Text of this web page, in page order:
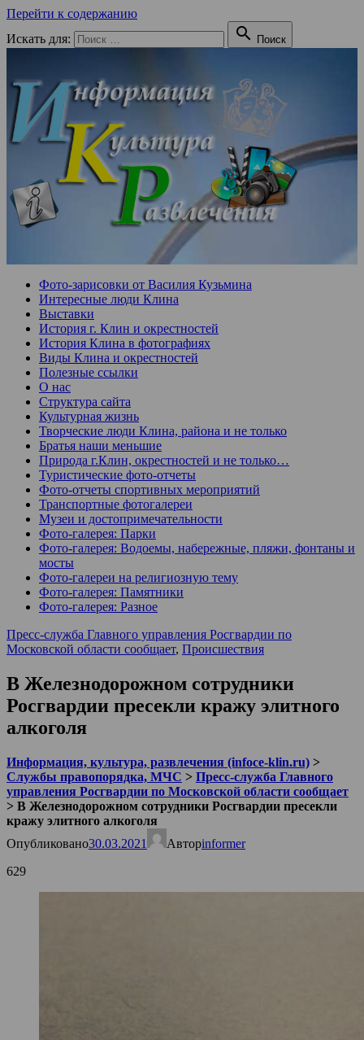
Перейти к содержанию
Искать для:
 Поиск
Фото-зарисовки от Василия Кузьмина
Интересные люди Клина
Выставки
История г. Клин и окрестностей
История Клина в фотографиях
Виды Клина и окрестностей
Полезные ссылки
О нас
Структура сайта
Культурная жизнь
Творческие люди Клина, района и не только
Братья наши меньшие
Природа г.Клин, окрестностей и не только…
Туристические фото-отчеты
Фото-отчеты спортивных мероприятий
Транспортные фотогалереи
Музеи и достопримечательности
Фото-галерея: Парки
Фото-галерея: Водоемы, набережные, пляжи, фонтаны и
мосты
Фото-галереи на религиозную тему
Фото-галерея: Памятники
Фото-галерея: Разное
Пресс-служба Главного управления Росгвардии по
Московской области сообщает, Происшествия
В Железнодорожном сотрудники
Росгвардии пресекли кражу элитного
алкоголя
Информация, культура, развлечения (infoce-klin.ru) >
Службы правопорядка, МЧС > Пресс-служба Главного
управления Росгвардии по Московской области сообщает
> В Железнодорожном сотрудники Росгвардии пресекли
кражу элитного алкоголя
Опубликовано30.03.2021 Авторinformer
629